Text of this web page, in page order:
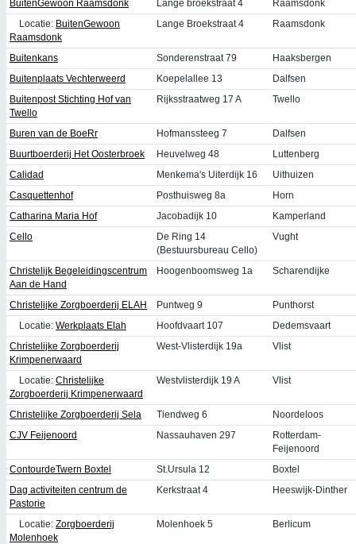
BuitenGewoon Raamsdonk Lange broekstraat 4
Raamsdonk
Locatie: BuitenGewoon
Raamsdonk
Lange Broekstraat 4 Raamsdonk
Buitenkans Sonderenstraat 79
Haaksbergen
Buitenplaats Vechterweerd
Koepelallee 13
Dalfsen
Buitenpost Stichting Hof van
Twello
Rijksstraatweg 17 A Twello
Buren van de BoeRr Hofmanssteeg 7
Dalfsen
Buurtboerderij Het Oosterbroek
Heuvelweg 48
Luttenberg
Calidad
Menkema's Uiterdijk 16
Uithuizen
Casquettenhof
Posthuisweg 8a
Horn
Catharina Maria Hof
Jacobadijk 10
Kamperland
Cello
De Ring 14
(Bestuursbureau Cello)
Vught
Christelijk Begeleidingscentrum
Aan de Hand
Hoogenboomsweg 1a Scharendijke
Christelijke Zorgboerderij ELAH Puntweg 9
Punthorst
Locatie: Werkplaats Elah Hoofdvaart 107
Dedemsvaart
Christelijke Zorgboerderij
Krimpenerwaard
West-Vlisterdijk 19a Vlist
Locatie: Christelijke
Zorgboerderij Krimpenerwaard
Westvlisterdijk 19 A Vlist
Christelijke Zorgboerderij Sela Tiendweg 6
Noordeloos
CJV Feijenoord
Nassauhaven 297
Rotterdam-
Feijenoord
ContourdeTwern Boxtel
St.Ursula 12
Boxtel
Dag activiteiten centrum de
Pastorie
Kerkstraat 4 Heeswijk-Dinther
Locatie: Zorgboerderij
Molenhoek
Molenhoek 5 Berlicum